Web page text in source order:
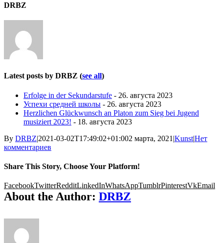
DRBZ
Latest posts by DRBZ (see all)
Erfolge in der Sekundarstufe - 26. августа 2023
Успехи средней школы - 26. августа 2023
Herzlichen Glückwunsch an Platon zum Sieg bei Jugend
musiziert 2023! - 18. августа 2023
By DRBZ|2021-03-02T17:49:02+01:002 марта, 2021 |Kunst|Нет
комментариев
Share This Story, Choose Your Platform!
FacebookTwitterRedditLinkedInWhatsAppTumblrPinterestVkEmail
About the Author: DRBZ